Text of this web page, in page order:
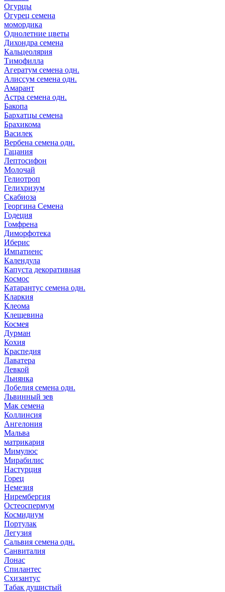
Огурцы
Огурец семена
момордика
Однолетние цветы
Дихондра семена
Кальцеолярия
Тимофилла
Агератум семена одн.
Алиссум семена одн.
Амарант
Астра семена одн.
Бакопа
Бархатцы семена
Брахикома
Василек
Вербена семена одн.
Гацания
Лептосифон
Молочай
Гелиотроп
Гелихризум
Скабиоза
Георгина Семена
Годеция
Гомфрена
Диморфотека
Иберис
Импатиенс
Календула
Капуста декоративная
Космос
Катарантус семена одн.
Кларкия
Клеома
Клещевина
Космея
Дурман
Кохия
Краспедия
Лаватера
Левкой
Льнянка
Лобелия семена одн.
Львинный зев
Мак семена
Коллинсия
Ангелония
Мальва
матрикария
Мимулюс
Мирабилис
Настурция
Горец
Немезия
Нирембергия
Остеоспермум
Космидиум
Портулак
Легузия
Сальвия семена одн.
Санвиталия
Лонас
Спилантес
Схизантус
Табак душистый